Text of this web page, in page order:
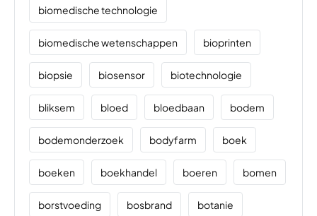
biomedische technologie
biomedische wetenschappen bioprinten
biopsie biosensor biotechnologie
bliksem bloed bloedbaan bodem
bodemonderzoek bodyfarm boek
boeken boekhandel boeren bomen
borstvoeding bosbrand botanie